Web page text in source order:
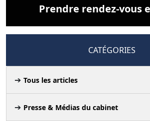
Prendre rendez-vous
CATÉGORIES
Tous les articles
Presse & Médias du cabinet